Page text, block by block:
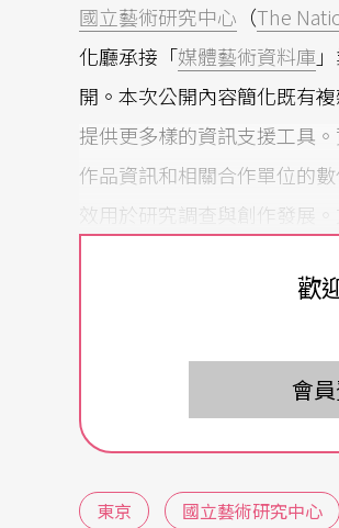
國立藝術研究中心 （The
化廳承接「媒體藝術資料庫
開。本次公開內容簡化既有
提供更多樣的資訊支援工具
作品資訊和相關合作單位的
效用於研究調查與創作發展
作為一個跨領域與跨機構的
雜誌」；動畫的「電視節目
媒體藝術的「展覽」、「相
品還提供相關合作單位及典
站提供日英中韓4種語言介面
歡
會
東京 國立藝術研究中心